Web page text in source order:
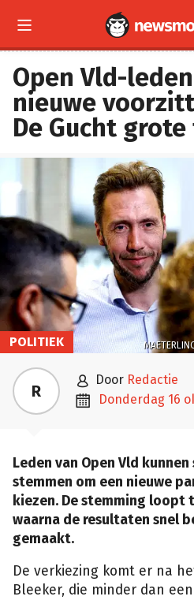

Open Vld-
nieuwe
De Gucht
POLITIEK
R  door Redactie
 donderdag 16
Leden van Open Vld
stemmen om een nieuwe
kiezen. De stemming
waarna de resultaten snel
gemaakt.
De verkiezing komt er na
Bleeker, die minder dan